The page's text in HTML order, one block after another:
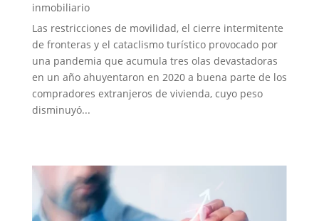
inmobiliario
Las restricciones de movilidad, el cierre intermitente
de fronteras y el cataclismo turístico provocado por
una pandemia que acumula tres olas devastadoras
en un año ahuyentaron en 2020 a buena parte de los
compradores extranjeros de vivienda, cuyo peso
disminuyó...